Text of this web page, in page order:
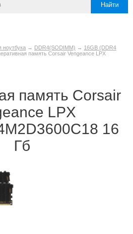
ноутбука → DDR4(SODIMM) → 16GB (DDR4
память Corsair Vengeance LPX
память Corsair
LPX
16
Гб